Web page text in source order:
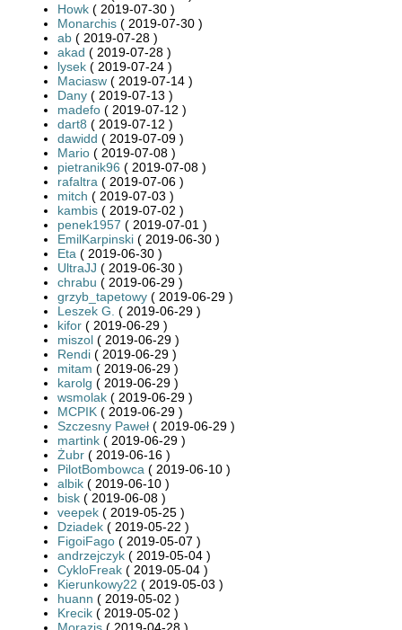
Howk ( 2019-07-30 )
Monarchis ( 2019-07-30 )
ab ( 2019-07-28 )
akad ( 2019-07-28 )
lysek ( 2019-07-24 )
Maciasw ( 2019-07-14 )
Dany ( 2019-07-13 )
madefo ( 2019-07-12 )
dart8 ( 2019-07-12 )
dawidd ( 2019-07-09 )
Mario ( 2019-07-08 )
pietranik96 ( 2019-07-08 )
rafaltra ( 2019-07-06 )
mitch ( 2019-07-03 )
kambis ( 2019-07-02 )
penek1957 ( 2019-07-01 )
EmilKarpinski ( 2019-06-30 )
Eta ( 2019-06-30 )
UltraJJ ( 2019-06-30 )
chrabu ( 2019-06-29 )
grzyb_tapetowy ( 2019-06-29 )
Leszek G. ( 2019-06-29 )
kifor ( 2019-06-29 )
miszol ( 2019-06-29 )
Rendi ( 2019-06-29 )
mitam ( 2019-06-29 )
karolg ( 2019-06-29 )
wsmolak ( 2019-06-29 )
MCPIK ( 2019-06-29 )
Szczesny Paweł ( 2019-06-29 )
martink ( 2019-06-29 )
Żubr ( 2019-06-16 )
PilotBombowca ( 2019-06-10 )
albik ( 2019-06-10 )
bisk ( 2019-06-08 )
veepek ( 2019-05-25 )
Dziadek ( 2019-05-22 )
FigoiFago ( 2019-05-07 )
andrzejczyk ( 2019-05-04 )
CykloFreak ( 2019-05-04 )
Kierunkowy22 ( 2019-05-03 )
huann ( 2019-05-02 )
Krecik ( 2019-05-02 )
Morazis ( 2019-04-28 )